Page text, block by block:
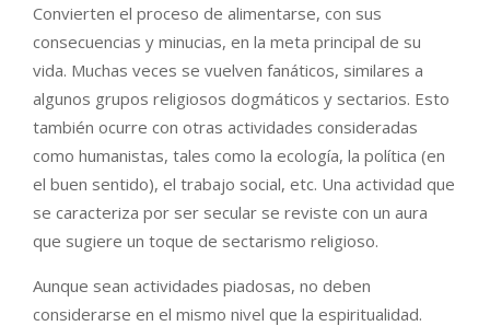
Convierten el proceso de alimentarse, con sus
consecuencias y minucias, en la meta principal de su
vida. Muchas veces se vuelven fanáticos, similares a
algunos grupos religiosos dogmáticos y sectarios. Esto
también ocurre con otras actividades consideradas
como humanistas, tales como la ecología, la política (en
el buen sentido), el trabajo social, etc. Una actividad que
se caracteriza por ser secular se reviste con un aura
que sugiere un toque de sectarismo religioso.
Aunque sean actividades piadosas, no deben
considerarse en el mismo nivel que la espiritualidad.